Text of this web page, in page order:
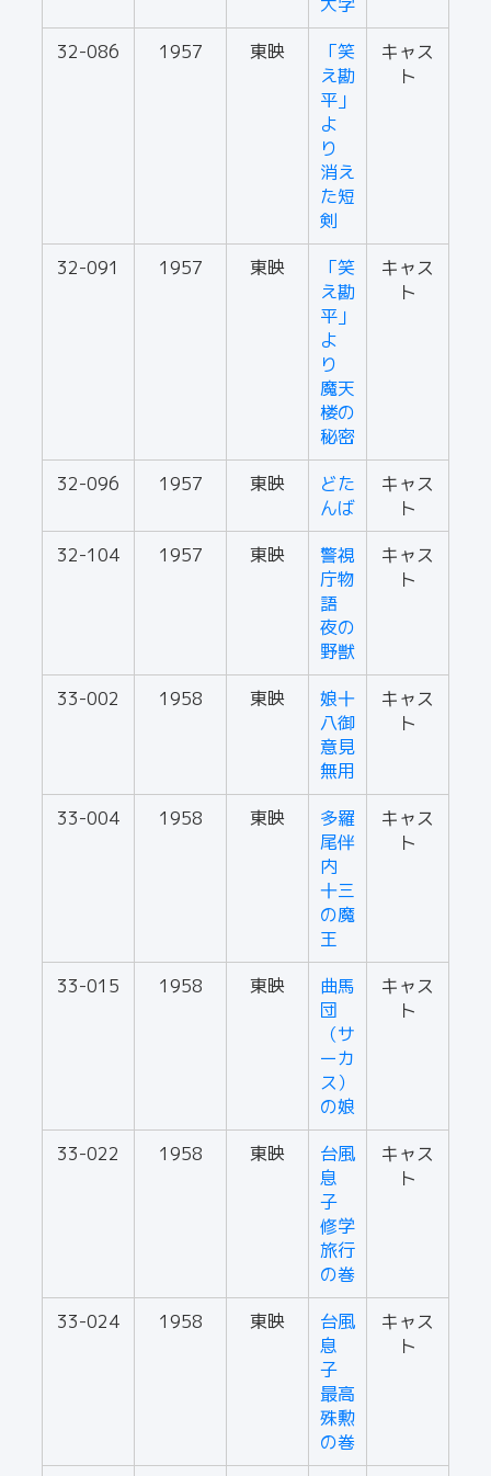
32-086
1957 東映
「笑
え勘
平」
よ
り
消え
た短
剣
キャス
ト
32-091 1957 東映
「笑
え勘
平」
よ
り
魔天
楼の
秘密
キャス
ト
32-096 1957 東映
どた
んば
キャス
ト
32-104
1957 東映
警視
庁物
語
夜の
野獣
キャス
ト
33-002 1958 東映
娘十
八御
意見
無用
キャス
ト
33-004 1958 東映
多羅
尾伴
内
十三
の魔
王
キャス
ト
33-015 1958 東映
曲馬
団
（サ
ーカ
ス）
の娘
キャス
ト
33-022 1958 東映
台風
息
子
修学
旅行
の巻
キャス
ト
33-024 1958 東映
台風
息
子
最高
殊勲
の巻
キャス
ト